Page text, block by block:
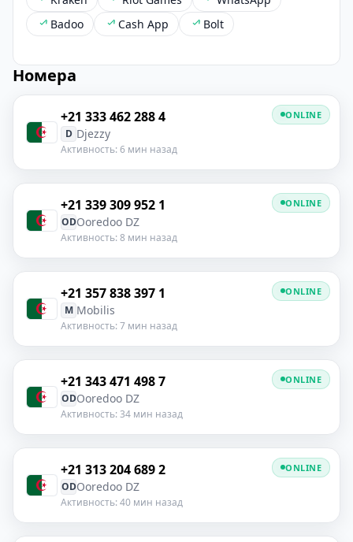
Badoo
Cash App Bolt
Номера
+21 333 462 288 4
D Djezzy
Активность: 6 мин назад
ONLINE
+21 339 309 952 1
ODOoredoo DZ
Активность: 8 мин назад
ONLINE
+21 357 838 397 1
M Mobilis
Активность: 7 мин назад
ONLINE
+21 343 471 498 7
ODOoredoo DZ
Активность: 34 мин назад
ONLINE
+21 313 204 689 2
ODOoredoo DZ
Активность: 40 мин назад
ONLINE